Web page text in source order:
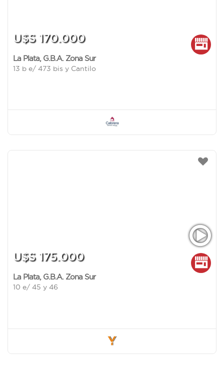
U$S 170.000
La Plata, G.B.A. Zona Sur
13 b e/ 473 bis y Cantilo
U$S 175.000
La Plata, G.B.A. Zona Sur
10 e/ 45 y 46